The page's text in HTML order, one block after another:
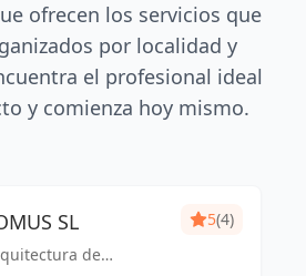
ofrecen los servicios que
por localidad y
el profesional ideal
y comienza hoy mismo.
SL
de
5(4)